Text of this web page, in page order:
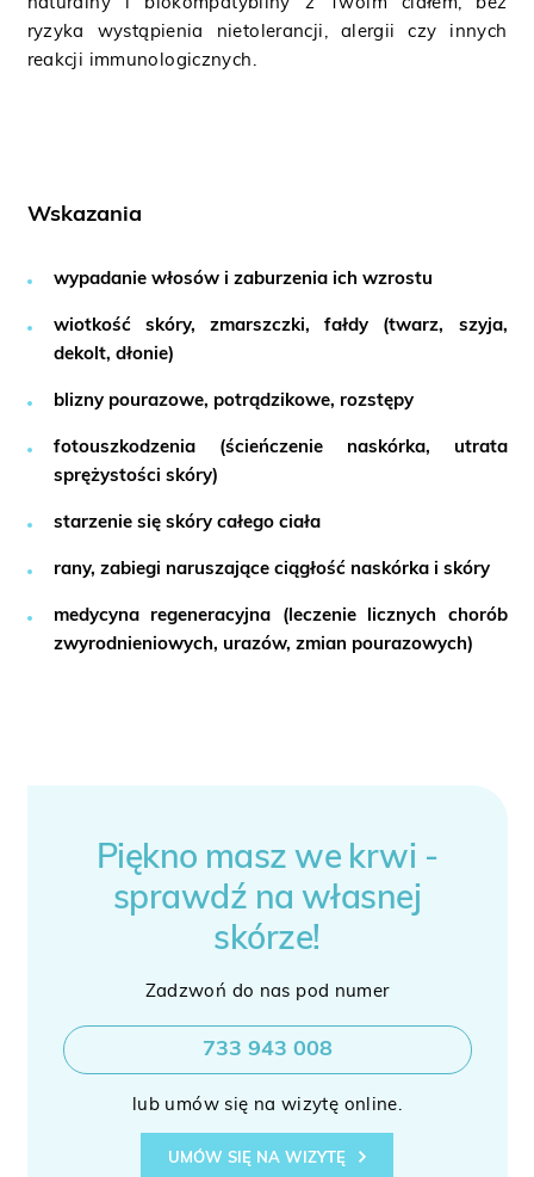
naturalny i biokompatybilny z Twoim ciałem, bez
ryzyka wystąpienia nietolerancji, alergii czy innych
reakcji immunologicznych.
Wskazania
wypadanie włosów i zaburzenia ich wzrostu
wiotkość skóry, zmarszczki, fałdy (twarz, szyja,
dekolt, dłonie)
blizny pourazowe, potrądzikowe, rozstępy
fotouszkodzenia (ścieńczenie naskórka, utrata
sprężystości skóry)
starzenie się skóry całego ciała
rany, zabiegi naruszające ciągłość naskórka i skóry
medycyna regeneracyjna (leczenie licznych chorób
zwyrodnieniowych, urazów, zmian pourazowych)
Piękno masz we krwi -
sprawdź na własnej
skórze!
Zadzwoń do nas pod numer
733 943 008
lub umów się na wizytę online.
UMÓW SIĘ NA WIZYTĘ